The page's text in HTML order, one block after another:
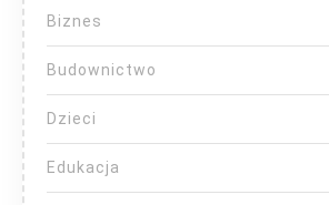
Biznes
Budownictwo
Dzieci
Edukacja